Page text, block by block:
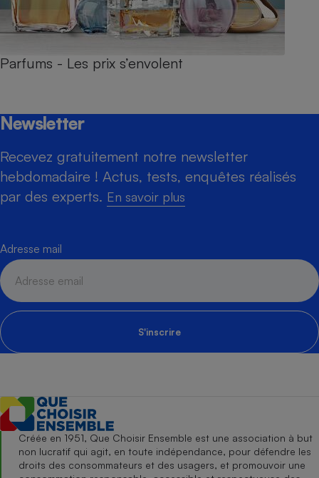
Parfums - Les prix s’envolent
Newsletter
Recevez gratuitement notre newsletter
hebdomadaire ! Actus, tests, enquêtes réalisés
par des experts. En savoir plus
Adresse mail
S'inscrire
Créée en 1951, Que Choisir Ensemble est une association à but
non lucratif qui agit, en toute indépendance, pour défendre les
droits des consommateurs et des usagers, et promouvoir une